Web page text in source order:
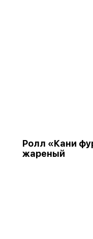
Ролл «Кани
жареный